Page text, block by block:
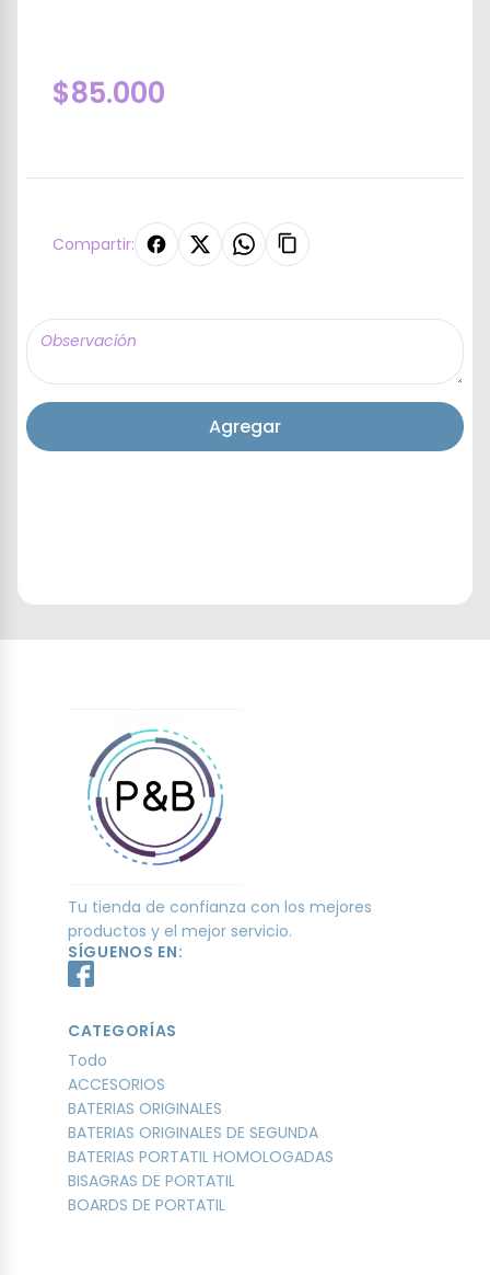
$85.000
Compartir:
Agregar
Tu tienda de confianza con los mejores
productos y el mejor servicio.
SÍGUENOS EN:
CATEGORÍAS
Todo
ACCESORIOS
BATERIAS ORIGINALES
BATERIAS ORIGINALES DE SEGUNDA
BATERIAS PORTATIL HOMOLOGADAS
BISAGRAS DE PORTATIL
BOARDS DE PORTATIL